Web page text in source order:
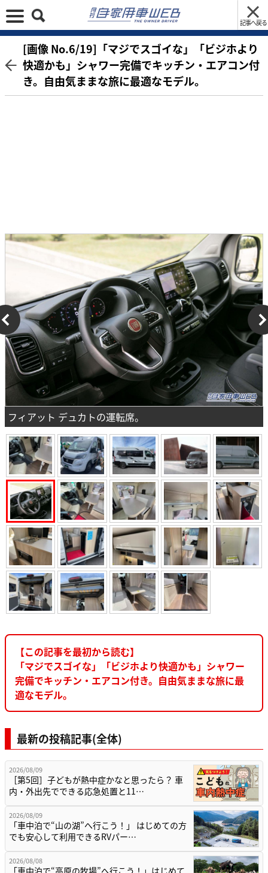
記事へ戻る
[画像 No.6/19]「マジでスゴイな」「ビジホより
快適かも」シャワー完備でキッチン・エアコン付
き。自由気ままな旅に最適なモデル。
フィアット デュカトの運転席。
【この記事を最初から読む】
「マジでスゴイな」「ビジホより快適かも」シャワー
完備でキッチン・エアコン付き。自由気ままな旅に最
適なモデル。
最新の投稿記事(全体)
2026/08/09
［第5回］子どもが熱中症かなと思ったら？ 車
内・外出先でできる応急処置と11…
2026/08/09
「車中泊で“山の湖”へ行こう！」 はじめての方
でも安心して利用できるRVパー…
2026/08/08